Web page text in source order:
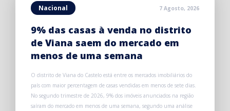
Nacional 7 Agosto, 2026
9% das casas à venda no distrito
de Viana saem do mercado em
menos de uma semana
O distrito de Viana do Castelo está entre os mercados imobiliários do
país com maior percentagem de casas vendidas em menos de sete dias.
No segundo trimestre de 2026, 9% dos imóveis anunciados na região
saíram do mercado em menos de uma semana, segundo uma análise